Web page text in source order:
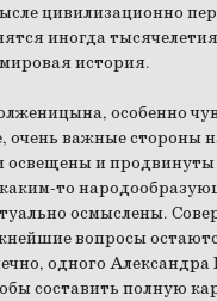
цивилизационно
иногда
история.
особенно
очень важные стороны
освещены и продвинуты
то
осмыслены.
вопросы
одного Александра
составить полную